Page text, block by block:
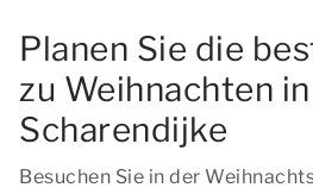
Planen Sie die
zu Weihnachten in
Scharendijke
Besuchen Sie in der